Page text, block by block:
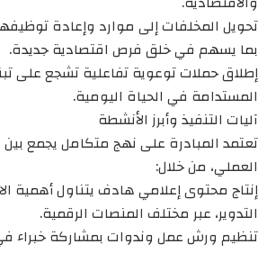
تحويل المخلفات إلى موارد وإعادة
بما يسهم في خلق فرص اقتصادية جديدة.
إطلاق حملات توعوية تفاعلية تشجع على
المستدامة في الحياة اليومية.
آليات التنفيذ وأبرز الأنشطة
تعتمد المبادرة على نهج متكامل يجمع بين
العملي، من خلال:
إنتاج محتوى إعلامي هادف يتناول أهمية
التدوير، عبر مختلف المنصات الرقمية.
تنظيم ورش عمل وندوات بمشاركة خبراء